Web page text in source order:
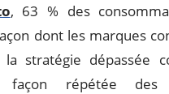
, 63 % des
dont les marques
la stratégie dépassée
répétée des